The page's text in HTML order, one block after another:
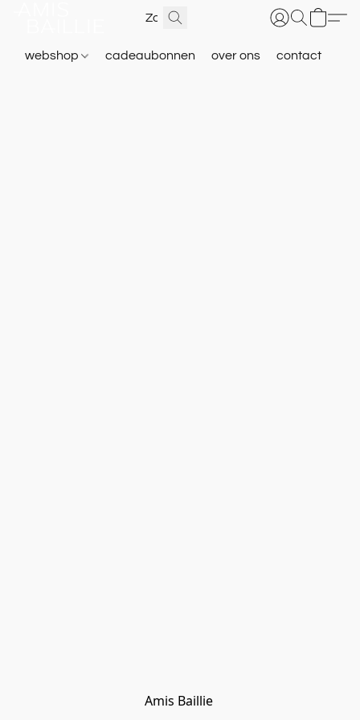
webshop cadeaubonnen over ons contact
Amis Baillie